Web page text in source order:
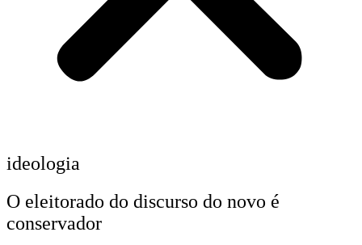
ideologia
O eleitorado do discurso do novo é
conservador